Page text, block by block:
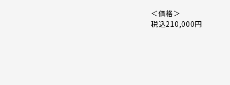
＜価格＞
税込210,000円